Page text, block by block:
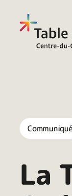
Communiqué
La